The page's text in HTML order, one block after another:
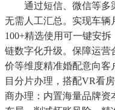
通过短信、微信等多渠
无需人工汇总。实现车辆
100+精选使用可一键安
链数字化升级。保障运营
价等维度精准婚配意向客
目分片办理，搭配VR看
商办理：内置海量品牌资